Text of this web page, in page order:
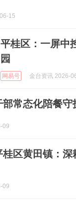
15
平桂区：一屏中
园
网易号 金台资讯 2026-
常态化陪餐守
09
桂区黄田镇：
09